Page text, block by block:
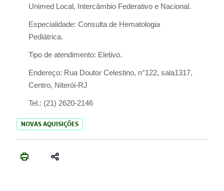
Unimed Local, Intercâmbio Federativo e Nacional.
Especialidade: Consulta de Hematologia
Pediátrica.
Tipo de atendimento: Eletivo.
Endereço: Rua Doutor Celestino, n°122, sala1317,
Centro, Niterói-RJ
Tel.: (21) 2620-2146
NOVAS AQUISIÇÕES